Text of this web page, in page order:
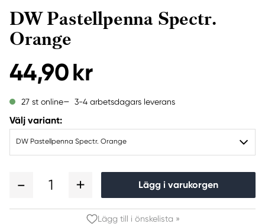
DW Pastellpenna Spectr.
Orange
44,90 kr
27 st online 3-4 arbetsdagars leverans
Välj variant:
DW Pastellpenna Spectr. Orange
1 Lägg i varukorgen
Lägg till i önskelista »